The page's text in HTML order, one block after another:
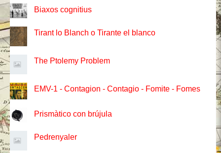
Biaxos cognitius
Tirant lo Blanch o Tirante el blanco
The Ptolemy Problem
EMV-1 - Contagion - Contagio - Fomite - Fomes
Prismàtico con brújula
Pedrenyaler